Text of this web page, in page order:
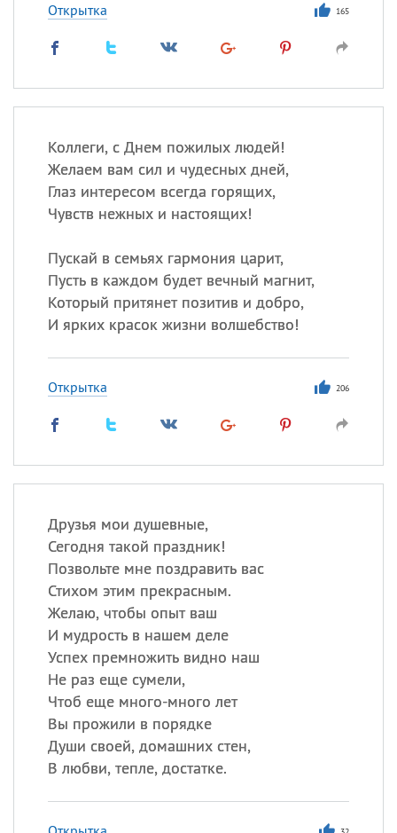
Открытка 165
Коллеги, с Днем пожилых людей!
Желаем вам сил и чудесных дней,
Глаз интересом всегда горящих,
Чувств нежных и настоящих!
Пускай в семьях гармония царит,
Пусть в каждом будет вечный магнит,
Который притянет позитив и добро,
И ярких красок жизни волшебство!
Открытка 206
Друзья мои душевные,
Сегодня такой праздник!
Позвольте мне поздравить вас
Стихом этим прекрасным.
Желаю, чтобы опыт ваш
И мудрость в нашем деле
Успех премножить видно наш
Не раз еще сумели,
Чтоб еще много-много лет
Вы прожили в порядке
Души своей, домашних стен,
В любви, тепле, достатке.
происхождение